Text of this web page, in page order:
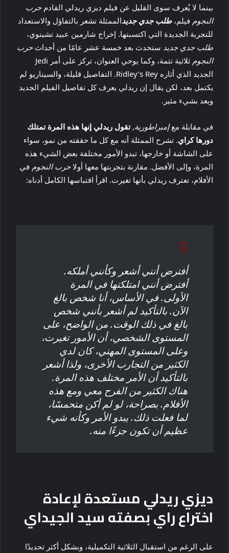
بينما لا يُعرف سوى القليل عن فيلم ديزي ريدلي القادمحرب
النجوم فيلم،طلب جدي جديدالممثلة تشعر بالتفاؤل والاستعداد
للتجربة الجديدة التي اكتسبتها. إخراج شارمين عبيد تشينوي،
طلب جدي جديد ستحدث بعد خمسة عشر عامًا من أحداثحرب
النجوم
ثلاثية تتمة، وكما يوحي العنوان، تركز على أمر Jedi
الجديد الذي أثاره Ridley’s Rey. التفاصيل قليلة، والسيناريو لم
يكتمل بعد، لكن يقال إن ريدلي يعرف كل تفاصيل الفيلم الجديد
ويعد بشيء مثير.
في مقابلة معإمبراطورية,تقول ريدلي إنها هذه المرة تمتلك
دورها كراي. تشرح الممثلة أنه مع كل ما حققته من نمو، سواء
على الشاشة أو خارجها، تبدو الأمور مختلفة بعض الشيء هذه
المرة، وإلى الأفضل. مقارنة بتجربتها معها أولاحرب النجوم في
الأفلام، تعترف ريدلي بأنها تغيرت. اقرأ اقتباسها الكامل أدناه:
أفترض أنني أشعر وكأنني أملكه.
أفترض أنني امتلكتها في المرة
الأولى. في الأساس، أنا شخص بالغ
الآن. بالتأكيد لم أشعر بأنني شخص
بالغ في ذلك الوقت. من الواضح، على
المستوى الشخصي، أن الأمور تغيرت،
وعلى المستوى المهني، كان لدي
الكثير من التجارب الأخرى، ولذا أشعر
بالتأكيد أن الأمر مختلف هذه المرة.
هناك الكثير من الفرح معي ومع هذه
الأفلام. بصراحة، لو لم أكن متحمسًا،
لما فعلت ذلك. يبدو الأمر وكأنه شيء
عظيم أن تكون جزءًا منه.
ديزي ريدلي مستعدة لإعادة
اختراع راي بصفته سيد الجيداي
على الرغم من استقبال الثلاثية التكميلية، وبشكل أكثر تحديدًا